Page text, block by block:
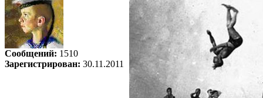
Сообщений: 1510
Зарегистрирован: 30.11.2011